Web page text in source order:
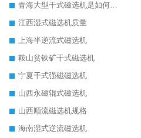
青海大型干式磁选机是如何选矿的
江西湿式磁选机质量
上海半逆流式磁选机
鞍山贫铁矿干式磁选机
宁夏干式强磁磁选机
山西永磁辊式磁选机
山西顺流磁选机规格
海南湿式逆流磁选机